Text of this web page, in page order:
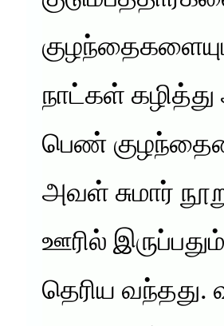
நாட்கள்
பெண்
அவள் சுமார்
ஊரில்
தெரிய வந்தது.